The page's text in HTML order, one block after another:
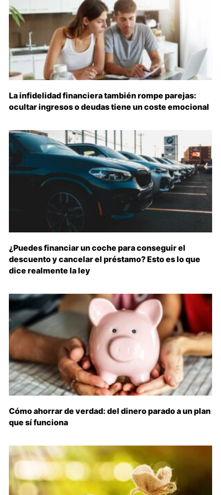
La infidelidad financiera también rompe parejas:
ocultar ingresos o deudas tiene un coste emocional
¿Puedes financiar un coche para conseguir el
descuento y cancelar el préstamo? Esto es lo que
dice realmente la ley
Cómo ahorrar de verdad: del dinero parado a un plan
que sí funciona